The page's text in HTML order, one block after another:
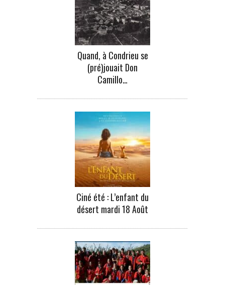
Quand, à Condrieu se
(pré)jouait Don
Camillo…
Ciné été : L’enfant du
désert mardi 18 Août